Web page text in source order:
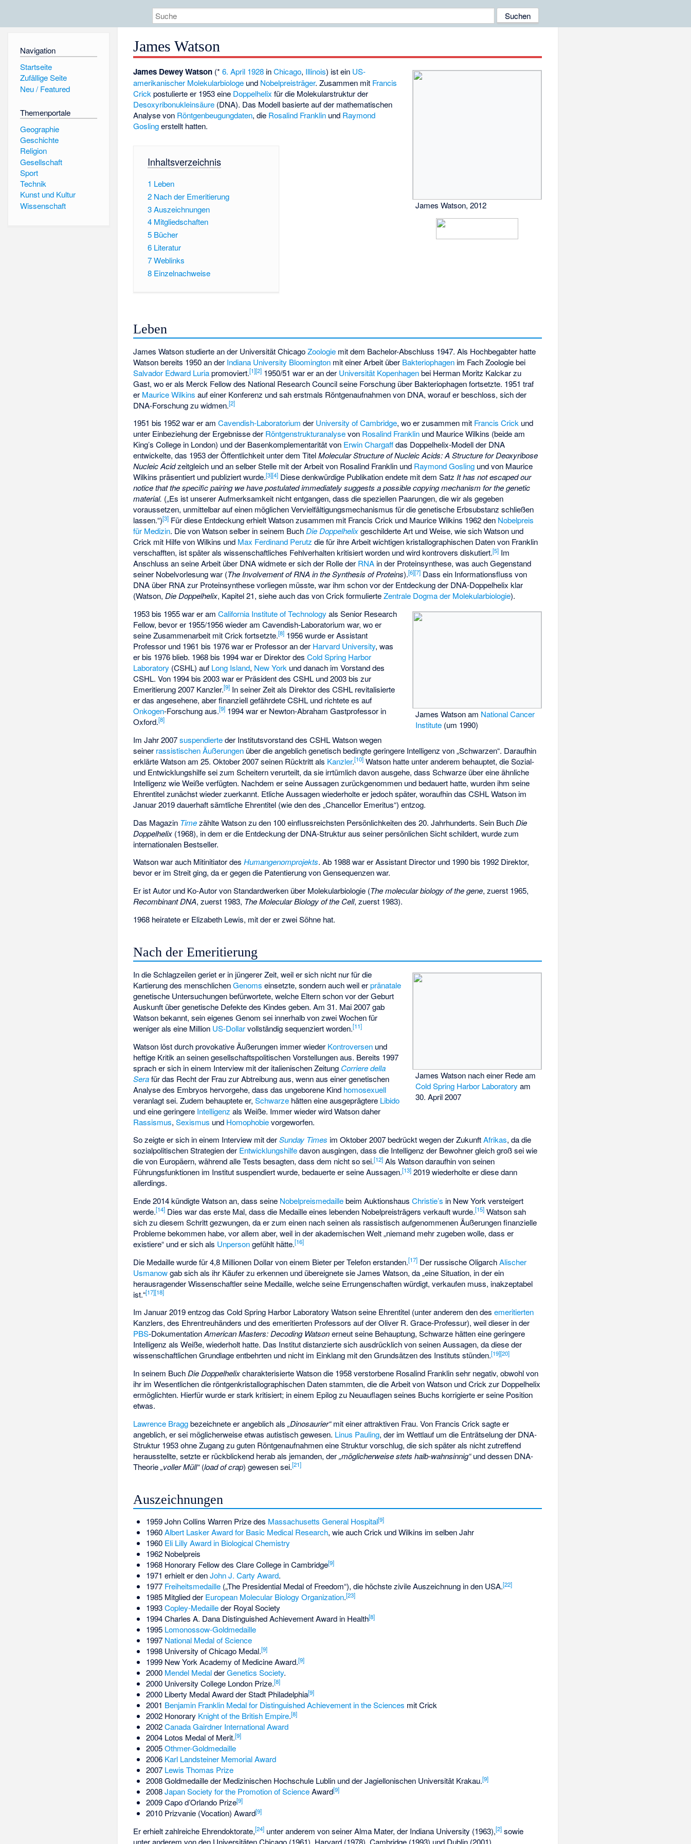
Navigation
Startseite
Zufällige Seite
Neu / Featured
Themenportale
Geographie
Geschichte
Religion
Gesellschaft
Sport
Technik
Kunst und Kultur
Wissenschaft
James Watson
James Watson, 2012
James Dewey Watson (*6. April 1928 inChicago, Illinois) ist ein US-
amerikanischer Molekularbiologe und Nobelpreisträger. Zusammen mit Francis
Crickpostulierte er 1953 eine Doppelhelix für die Molekularstruktur der
Desoxyribonukleinsäure (DNA). Das Modell basierte auf der mathematischen
Analyse von Röntgenbeugungdaten, die Rosalind Franklin und Raymond
Goslingerstellt hatten.
Inhaltsverzeichnis
1 Leben
2 Nach der Emeritierung
3Auszeichnungen
4 Mitgliedschaften
5 Bücher
6 Literatur
7Weblinks
8 Einzelnachweise
Leben
James Watson studierte an der Universität ChicagoZoologie mit dem Bachelor-Abschluss 1947. Als Hochbegabter hatte
Watson bereits 1950 an der Indiana University Bloomington mit einer Arbeit über Bakteriophagen im Fach Zoologie bei
Salvador Edward Luriapromoviert.[1][2] 1950/51 war er an der Universität Kopenhagenbei Herman Moritz Kalckarzu
Gast, wo er als Merck Fellow des National Research Council seine Forschung über Bakteriophagen fortsetzte. 1951 traf
er Maurice Wilkins auf einer Konferenz und sah erstmals Röntgenaufnahmen von DNA, worauf er beschloss, sich der
DNA-Forschung zu widmen.[2]
1951 bis 1952 war er amCavendish-Laboratorium der University of Cambridge, wo er zusammen mit Francis Crick und
unter Einbeziehung der Ergebnisse der Röntgenstrukturanalysevon Rosalind Franklin und Maurice Wilkins (beide am
King’s College in London) und der Basenkomplementarität von Erwin Chargaffdas Doppelhelix-Modell der DNA
entwickelte, das 1953 der Öffentlichkeit unter dem TitelMolecular Structure of Nucleic Acids: A Structure for Deoxyribose
Nucleic Acidzeitgleich und an selber Stelle mit der Arbeit von Rosalind Franklin und Raymond Gosling und von Maurice
Wilkins präsentiert und publiziert wurde.[3][4] Diese denkwürdige Publikation endete mit dem SatzIt has not escaped our
notice that the specific pairing we have postulated immediately suggests a possible copying mechanism for the genetic
material. („Es ist unserer Aufmerksamkeit nicht entgangen, dass die speziellen Paarungen, die wir als gegeben
voraussetzen, unmittelbar auf einen möglichen Vervielfältigungsmechanismus für die genetische Erbsubstanz schließen
lassen.“)[3] Für diese Entdeckung erhielt Watson zusammen mit Francis Crick und Maurice Wilkins 1962 den Nobelpreis
für Medizin. Die von Watson selber in seinem BuchDie Doppelhelixgeschilderte Art und Weise, wie sich Watson und
Crick mit Hilfe von Wilkins und Max Ferdinand Perutz die für ihre Arbeit wichtigen kristallographischen Daten von Franklin
verschafften, ist später als wissenschaftliches Fehlverhalten kritisiert worden und wird kontrovers diskutiert.[5] Im
Anschluss an seine Arbeit über DNA widmete er sich der Rolle der RNA in der Proteinsynthese, was auch Gegenstand
seiner Nobelvorlesung war (The Involvement of RNA in the Synthesis of Proteins).[6][7] Dass ein Informationsfluss von
DNA über RNA zur Proteinsynthese vorliegen müsste, war ihm schon vor der Entdeckung der DNA-Doppelhelix klar
(Watson,Die Doppelhelix, Kapitel 21, siehe auch das von Crick formulierteZentrale Dogma der Molekularbiologie).
James Watson am National Cancer
Institute (um 1990)
1953 bis 1955 war er amCalifornia Institute of Technology als Senior Research
Fellow, bevor er 1955/1956 wieder am Cavendish-Laboratorium war, wo er
seine Zusammenarbeit mit Crick fortsetzte.[8] 1956 wurde er Assistant
Professor und 1961 bis 1976 war er Professor an der Harvard University, was
er bis 1976 blieb. 1968 bis 1994 war er Direktor desCold Spring Harbor
Laboratory (CSHL) auf Long Island, New York und danach im Vorstand des
CSHL. Von 1994 bis 2003 war er Präsident des CSHL und 2003 bis zur
Emeritierung 2007 Kanzler.[9] In seiner Zeit als Direktor des CSHL revitalisierte
er das angesehene, aber finanziell gefährdete CSHL und richtete es auf
Onkogen-Forschung aus.[9] 1994 war er Newton-Abraham Gastprofessor in
Oxford.[8]
Im Jahr 2007suspendierteder Institutsvorstand des CSHL Watson wegen
seiner rassistischen Äußerungen über die angeblich genetisch bedingte geringere Intelligenz von „Schwarzen“. Daraufhin
erklärte Watson am 25. Oktober 2007 seinen Rücktritt als Kanzler.[10] Watson hatte unter anderem behauptet, die Sozial-
und Entwicklungshilfe sei zum Scheitern verurteilt, da sie irrtümlich davon ausgehe, dass Schwarze über eine ähnliche
Intelligenz wie Weiße verfügten. Nachdem er seine Aussagen zurückgenommen und bedauert hatte, wurden ihm seine
Ehrentitel zunächst wieder zuerkannt. Etliche Aussagen wiederholte er jedoch später, woraufhin das CSHL Watson im
Januar 2019 dauerhaft sämtliche Ehrentitel (wie den des „Chancellor Emeritus“) entzog.
Das Magazin Timezählte Watson zu den 100 einflussreichsten Persönlichkeiten des 20. Jahrhunderts. Sein BuchDie
Doppelhelix (1968), in dem er die Entdeckung der DNA-Struktur aus seiner persönlichen Sicht schildert, wurde zum
internationalen Bestseller.
Watson war auch Mitinitiator desHumangenomprojekts. Ab 1988 war er Assistant Director und 1990 bis 1992 Direktor,
bevor er im Streit ging, da er gegen die Patentierung von Gensequenzen war.
Er ist Autor und Ko-Autor von Standardwerken über Molekularbiologie (The molecular biology of the gene, zuerst 1965,
Recombinant DNA, zuerst 1983, The Molecular Biology of the Cell, zuerst 1983).
1968 heiratete er Elizabeth Lewis, mit der er zwei Söhne hat.
Nach der Emeritierung
James Watson nach einer Rede am
Cold Spring Harbor Laboratory am
30. April 2007
In die Schlagzeilen geriet er in jüngerer Zeit, weil er sich nicht nur für die
Kartierung des menschlichenGenoms einsetzte, sondern auch weil erpränatale
genetische Untersuchungen befürwortete, welche Eltern schon vor der Geburt
Auskunft über genetische Defekte des Kindes geben. Am 31. Mai 2007 gab
Watson bekannt, sein eigenes Genom sei innerhalb von zwei Wochen für
weniger als eine Million US-Dollarvollständig sequenziert worden.[11]
Watson löst durch provokative Äußerungen immer wieder Kontroversen und
heftige Kritik an seinen gesellschaftspolitischen Vorstellungen aus. Bereits 1997
sprach er sich in einem Interview mit der italienischen Zeitung Corriere della
Serafür das Recht der Frau zur Abtreibung aus, wenn aus einer genetischen
Analyse des Embryos hervorgehe, dass das ungeborene Kind homosexuell
veranlagt sei. Zudem behauptete er,Schwarze hätten eine ausgeprägtere Libido
und eine geringere Intelligenz als Weiße. Immer wieder wird Watson daher
Rassismus,Sexismus und Homophobievorgeworfen.
So zeigte er sich in einem Interview mit derSunday Times im Oktober 2007 bedrückt wegen der ZukunftAfrikas, da die
sozialpolitischen Strategien der Entwicklungshilfedavon ausgingen, dass die Intelligenz der Bewohner gleich groß sei wie
die von Europäern, während alle Tests besagten, dass dem nicht so sei.[12] Als Watson daraufhin von seinen
Führungsfunktionen im Institut suspendiert wurde, bedauerte er seine Aussagen.[13] 2019 wiederholte er diese dann
allerdings.
Ende 2014 kündigte Watson an, dass seine Nobelpreismedaillebeim AuktionshausChristie’s in New York versteigert
werde.[14] Dies war das erste Mal, dass die Medaille eines lebenden Nobelpreisträgers verkauft wurde.[15] Watson sah
sich zu diesem Schritt gezwungen, da er zum einen nach seinen als rassistisch aufgenommenen Äußerungen finanzielle
Probleme bekommen habe, vor allem aber, weil in der akademischen Welt „niemand mehr zugeben wolle, dass er
existiere“ und er sich als Unpersongefühlt hätte.[16]
Die Medaille wurde für 4,8 Millionen Dollar von einem Bieter per Telefon erstanden.[17] Der russische OligarchAlischer
Usmanowgab sich als ihr Käufer zu erkennen und übereignete sie James Watson, da „eine Situation, in der ein
herausragender Wissenschaftler seine Medaille, welche seine Errungenschaften würdigt, verkaufen muss, inakzeptabel
ist.“[17][18]
Im Januar 2019 entzog das Cold Spring Harbor Laboratory Watson seine Ehrentitel (unter anderem den desemeritierten
Kanzlers, des Ehrentreuhänders und des emeritierten Professors auf der Oliver R. Grace-Professur), weil dieser in der
PBS-DokumentationAmerican Masters: Decoding Watsonerneut seine Behauptung, Schwarze hätten eine geringere
Intelligenz als Weiße, wiederholt hatte. Das Institut distanzierte sich ausdrücklich von seinen Aussagen, da diese der
wissenschaftlichen Grundlage entbehrten und nicht im Einklang mit den Grundsätzen des Instituts stünden.[19][20]
In seinem BuchDie Doppelhelixcharakterisierte Watson die 1958 verstorbene Rosalind Franklin sehr negativ, obwohl von
ihr im Wesentlichen die röntgenkristallographischen Daten stammten, die die Arbeit von Watson und Crick zur Doppelhelix
ermöglichten. Hierfür wurde er stark kritisiert; in einem Epilog zu Neuauflagen seines Buchs korrigierte er seine Position
etwas.
Lawrence Braggbezeichnete er angeblich als„Dinosaurier“mit einer attraktiven Frau. Von Francis Crick sagte er
angeblich, er sei möglicherweise etwas autistisch gewesen. Linus Pauling, der im Wettlauf um die Enträtselung der DNA-
Struktur 1953 ohne Zugang zu guten Röntgenaufnahmen eine Struktur vorschlug, die sich später als nicht zutreffend
herausstellte, setzte er rückblickend herab als jemanden, der„möglicherweise stets halb-wahnsinnig“und dessen DNA-
Theorie„voller Müll“(load of crap) gewesen sei.[21]
Auszeichnungen
1959 John Collins Warren Prize des Massachusetts General Hospital[9]
1960Albert Lasker Award for Basic Medical Research, wie auch Crick und Wilkins im selben Jahr
1960 Eli Lilly Award in Biological Chemistry
1962 Nobelpreis
1968 Honorary Fellow des Clare College in Cambridge[9]
1971 erhielt er denJohn J. Carty Award.
1977 Freiheitsmedaille(„The Presidential Medal of Freedom“), die höchste zivile Auszeichnung in den USA.[22]
1985 Mitglied der European Molecular Biology Organization.[23]
1993Copley-Medailleder Royal Society
1994 Charles A. Dana Distinguished Achievement Award in Health[8]
1995 Lomonossow-Goldmedaille
1997 National Medal of Science
1998 University of Chicago Medal.[9]
1999 New York Academy of Medicine Award.[9]
2000 Mendel MedalderGenetics Society.
2000 University College London Prize.[8]
2000 Liberty Medal Award der Stadt Philadelphia[9]
2001 Benjamin Franklin Medal for Distinguished Achievement in the Sciences mit Crick
2002 Honorary Knight of the British Empire.[8]
2002Canada Gairdner International Award
2004 Lotos Medal of Merit.[9]
2005Othmer-Goldmedaille
2006 Karl Landsteiner Memorial Award
2007 Lewis Thomas Prize
2008 Goldmedaille der Medizinischen Hochschule Lublin und der Jagiellonischen Universität Krakau.[9]
2008Japan Society for the Promotion of ScienceAward[9]
2009 Capo d’Orlando Prize[9]
2010 Prizvanie (Vocation) Award[9]
Er erhielt zahlreiche Ehrendoktorate,[24] unter anderem von seiner Alma Mater, der Indiana University (1963),[2] sowie
unter anderem von den Universitäten Chicago (1961), Harvard (1978), Cambridge (1993) und Dublin (2001).